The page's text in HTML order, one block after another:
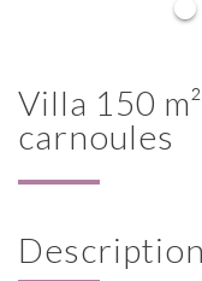
villa 150 m² - 5 pièces -
carnoules